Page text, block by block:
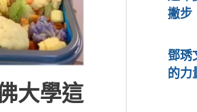
大學這
撇步
鄧琇
的力